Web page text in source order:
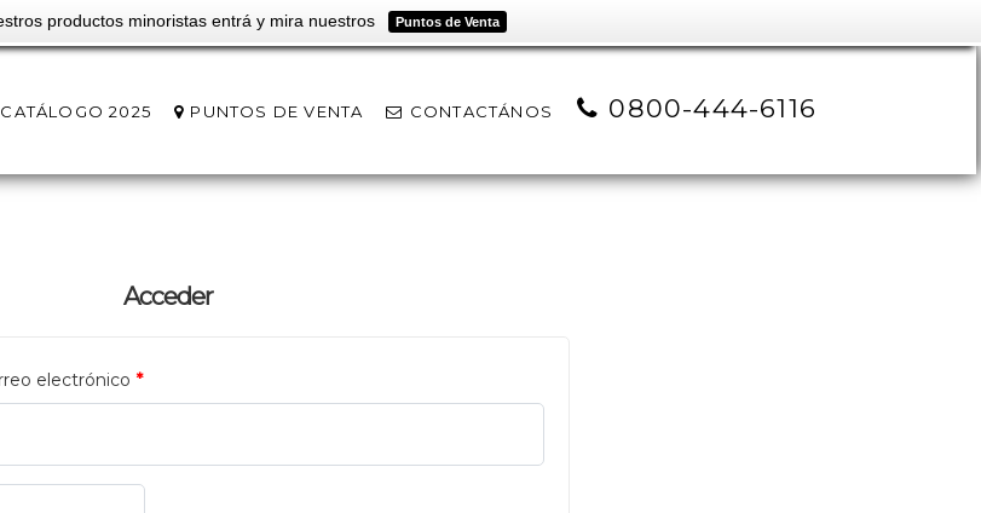
productos minoristas entrá y mira nuestros Puntos de Venta
CATÁLOGO 2025 PUNTOS DE VENTA CONTACTÁNOS 0800-444-6116
Acceder
electrónico *